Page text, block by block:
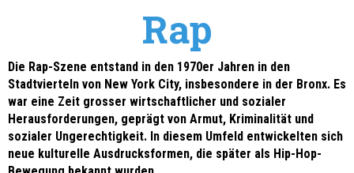
Rap
Die Rap-Szene entstand in den 1970er Jahren in den
Stadtvierteln von New York City, insbesondere in der Bronx. Es
war eine Zeit grosser wirtschaftlicher und sozialer
Herausforderungen, geprägt von Armut, Kriminalität und
sozialer Ungerechtigkeit. In diesem Umfeld entwickelten sich
neue kulturelle Ausdrucksformen, die später als Hip-Hop-